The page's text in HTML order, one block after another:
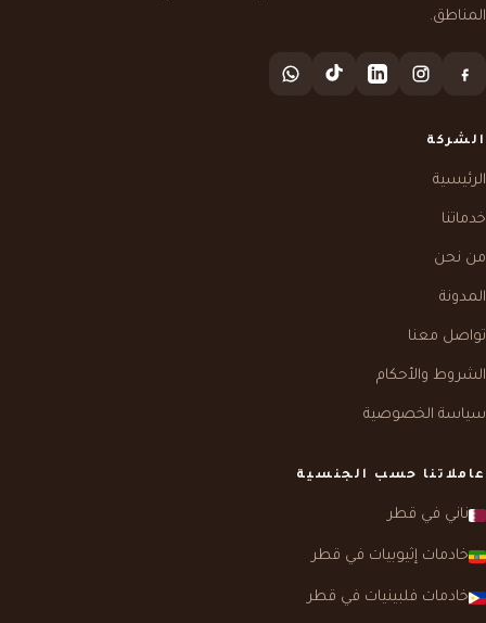
المناطق.
الشركة
الرئيسية
خدماتنا
من نحن
المدونة
تواصل معنا
الشروط والأحكام
سياسة الخصوصية
عاملاتنا حسب الجنسية
ناني في قطر
خادمات إثيوبيات في قطر
خادمات فلبينيات في قطر